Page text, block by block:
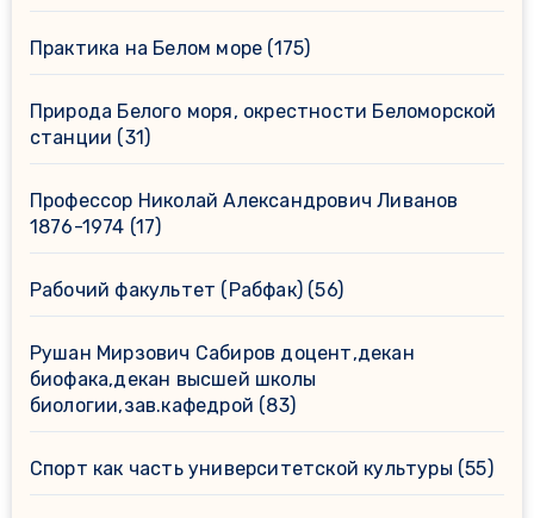
Практика на Белом море (175)
Природа Белого моря, окрестности Беломорской
станции (31)
Профессор Николай Александрович Ливанов
1876-1974 (17)
Рабочий факультет (Рабфак)(56)
Рушан Мирзович Сабиров доцент,декан
биофака,декан высшей школы
биологии,зав.кафедрой (83)
Спорт как часть университетской культуры (55)